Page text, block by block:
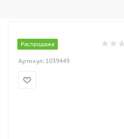
Распродажа
Артикул: 1039449